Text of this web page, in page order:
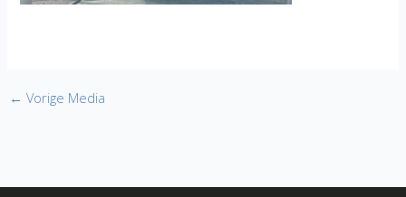
← Vorige Media